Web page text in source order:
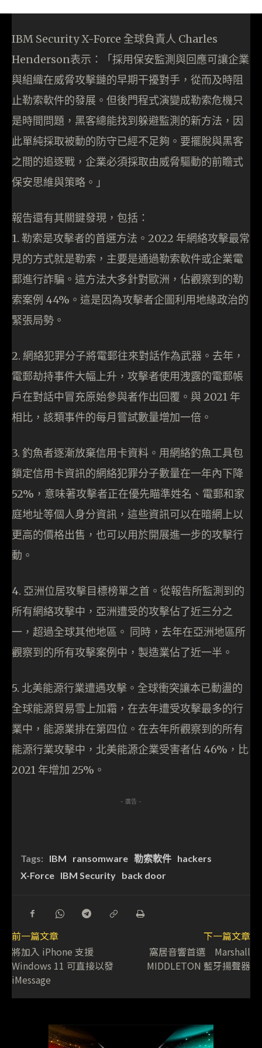
IBM Security X-Force 全球負責人 Charles
Henderson表示：「採用保安監測與回應可讓企業
與組織在威脅攻擊鏈的早期干擾對手，從而及時阻
止勒索軟件的發展。但後門程式演變成勒索危機只
是時間問題，黑客總能找到躲避監測的新方法，因
此單純採取被動的防守已經不足夠。要擺脫與黑客
之間的追逐戰，企業必須採取由威脅驅動的前瞻式
保安思維與策略。」
報告還有其關鍵發現，包括：
1. 勒索是攻擊者的首選方法。2022 年網絡攻擊最常
見的方式就是勒索，主要是通過勒索軟件或企業電
郵進行詐騙。這方法大多針對歐洲，佔觀察到的勒
索案例 44%。這是因為攻擊者企圖利用地緣政治的
緊張局勢。
2. 網絡犯罪分子將電郵往來對話作為武器。去年，
電郵劫持事件大幅上升，攻擊者使用洩露的電郵帳
戶在對話中冒充原始參與者作出回覆。與 2021 年
相比，該類事件的每月嘗試數量增加一倍。
3. 釣魚者逐漸放棄信用卡資料。用網絡釣魚工具包
鎖定信用卡資訊的網絡犯罪分子數量在一年內下降
52%，意味著攻擊者正在優先瞄準姓名、電郵和家
庭地址等個人身分資訊，這些資訊可以在暗網上以
更高的價格出售，也可以用於開展進一步的攻擊行
動。
4. 亞洲位居攻擊目標榜單之首。從報告所監測到的
所有網絡攻擊中，亞洲遭受的攻擊佔了近三分之
一，超過全球其他地區。 同時，去年在亞洲地區所
觀察到的所有攻擊案例中，製造業佔了近一半。
5. 北美能源行業遭遇攻擊。全球衝突讓本已動盪的
全球能源貿易雪上加霜，在去年遭受攻擊最多的行
業中，能源業排在第四位。在去年所觀察到的所有
能源行業攻擊中，北美能源企業受害者佔 46%，比
2021 年增加 25%。
- 廣告 -
Tags: IBM ransomware 勒索軟件 hackers
X-Force IBM Security back door
前一篇文章
將加入 iPhone 支援
Windows 11 可直接以發
iMessage
下一篇文章
窩居音響首選 Marshall
MIDDLETON 藍牙揚聲器